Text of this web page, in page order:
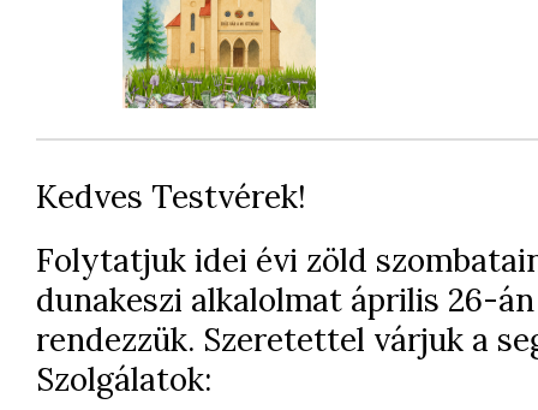
Kedves Testvérek!
Folytatjuk idei évi zöld
dunakeszi alkalolmat április 26-
rendezzük. Szeretettel várjuk a
Szolgálatok: